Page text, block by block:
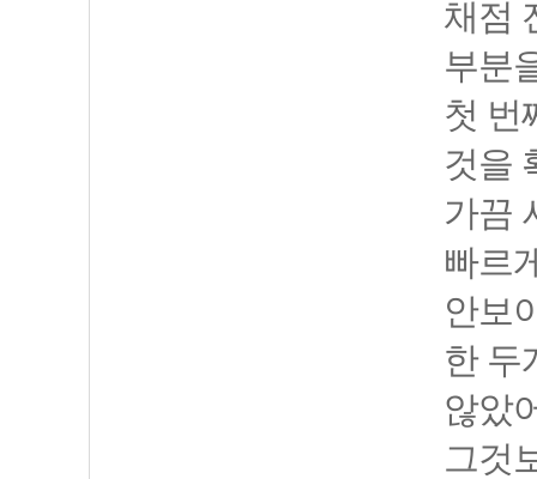
채점
부분
첫 번
것을
가끔
빠르
안보
한 두
않았
그것